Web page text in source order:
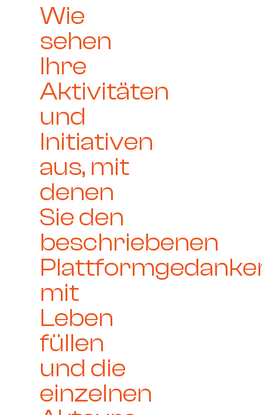
Wie
sehen
Ihre
Aktivitäten
und
Initiativen
aus, mit
denen
Sie den
beschriebenen
mit
Leben
füllen
und die
einzelnen